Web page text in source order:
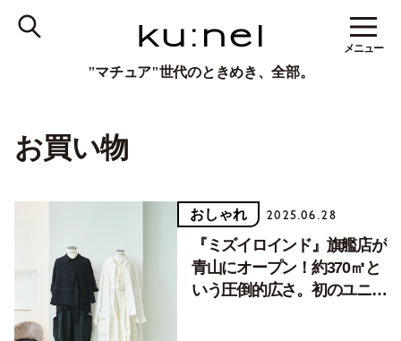
"マチュア"世代のときめき、全部。
メニュー
お買い物
おしゃれ 2025.06.28
『ミズイロインド』旗艦店が
青山にオープン！約370㎡と
いう圧倒的広さ。初のユニセ